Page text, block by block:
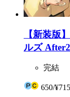
【新装版
ルズ
完結
650/¥715